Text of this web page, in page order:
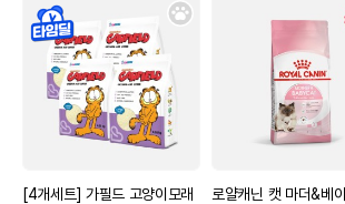
[4개세트] 가필드 고양이모래
로얄캐닌 캣 마더&베